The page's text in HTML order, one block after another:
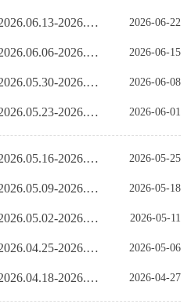
北京粮油市场信息周报（2026.06.13-2026.06.19） 2026-06-22
北京粮油市场信息周报（2026.06.06-2026.06.12） 2026-06-15
北京粮油市场信息周报（2026.05.30-2026.06.05） 2026-06-08
北京粮油市场信息周报（2026.05.23-2026.05.29） 2026-06-01
北京粮油市场信息周报（2026.05.16-2026.05.22） 2026-05-25
北京粮油市场信息周报（2026.05.09-2026.05.15） 2026-05-18
北京粮油市场信息周报（2026.05.02-2026.05.08） 2026-05-11
北京粮油市场信息周报（2026.04.25-2026.05.01） 2026-05-06
北京粮油市场信息周报（2026.04.18-2026.04.24） 2026-04-27